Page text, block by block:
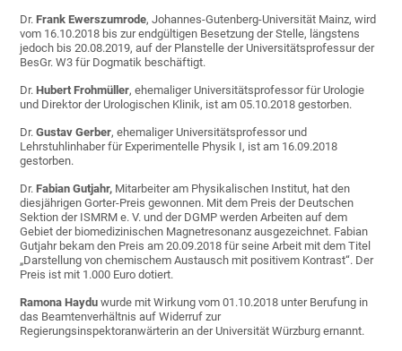
Dr.Frank Ewerszumrode, Johannes-Gutenberg-Universität Mainz, wird
vom 16.10.2018 bis zur endgültigen Besetzung der Stelle, längstens
jedoch bis 20.08.2019, auf der Planstelle der Universitätsprofessur der
BesGr. W3 für Dogmatik beschäftigt.
Dr.Hubert Frohmüller, ehemaliger Universitätsprofessor für Urologie
und Direktor der Urologischen Klinik, ist am 05.10.2018 gestorben.
Dr.Gustav Gerber, ehemaliger Universitätsprofessor und
Lehrstuhlinhaber für Experimentelle Physik I, ist am 16.09.2018
gestorben.
Dr.Fabian Gutjahr, Mitarbeiter am Physikalischen Institut, hat den
diesjährigen Gorter-Preis gewonnen. Mit dem Preis der Deutschen
Sektion der ISMRM e. V. und der DGMP werden Arbeiten auf dem
Gebiet der biomedizinischen Magnetresonanz ausgezeichnet. Fabian
Gutjahr bekam den Preis am 20.09.2018 für seine Arbeit mit dem Titel
„Darstellung von chemischem Austausch mit positivem Kontrast“. Der
Preis ist mit 1.000 Euro dotiert.
Ramona Haydu wurde mit Wirkung vom 01.10.2018 unter Berufung in
das Beamtenverhältnis auf Widerruf zur
Regierungsinspektoranwärterin an der Universität Würzburg ernannt.